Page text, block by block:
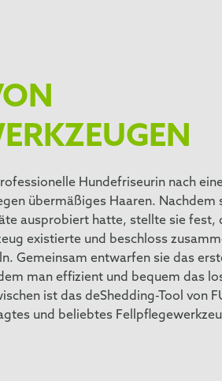
Hundefriseurin nach
übermäßiges Haaren. Nachdem
ausprobiert hatte, stellte sie fest,
existierte und beschloss
Gemeinsam entwarfen sie das
man effizient und bequem das
ist das deShedding-Tool von
und beliebtes